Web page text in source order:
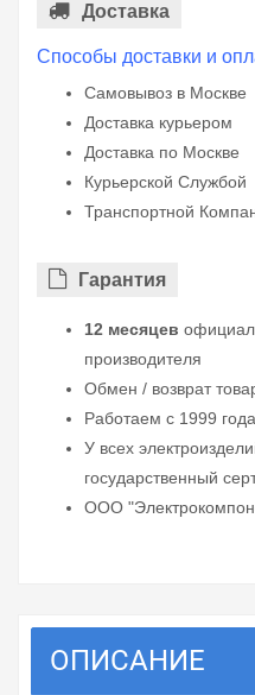
Доставка
Способы доставки и
Самовывоз в Москве
Доставка курьером
Доставка по Москве
Курьерской Службой
Транспортной
Гарантия
12 месяцев
производителя
Обмен / возврат
Работаем с 1999
У всех
государственный
ООО
ОПИСАНИЕ